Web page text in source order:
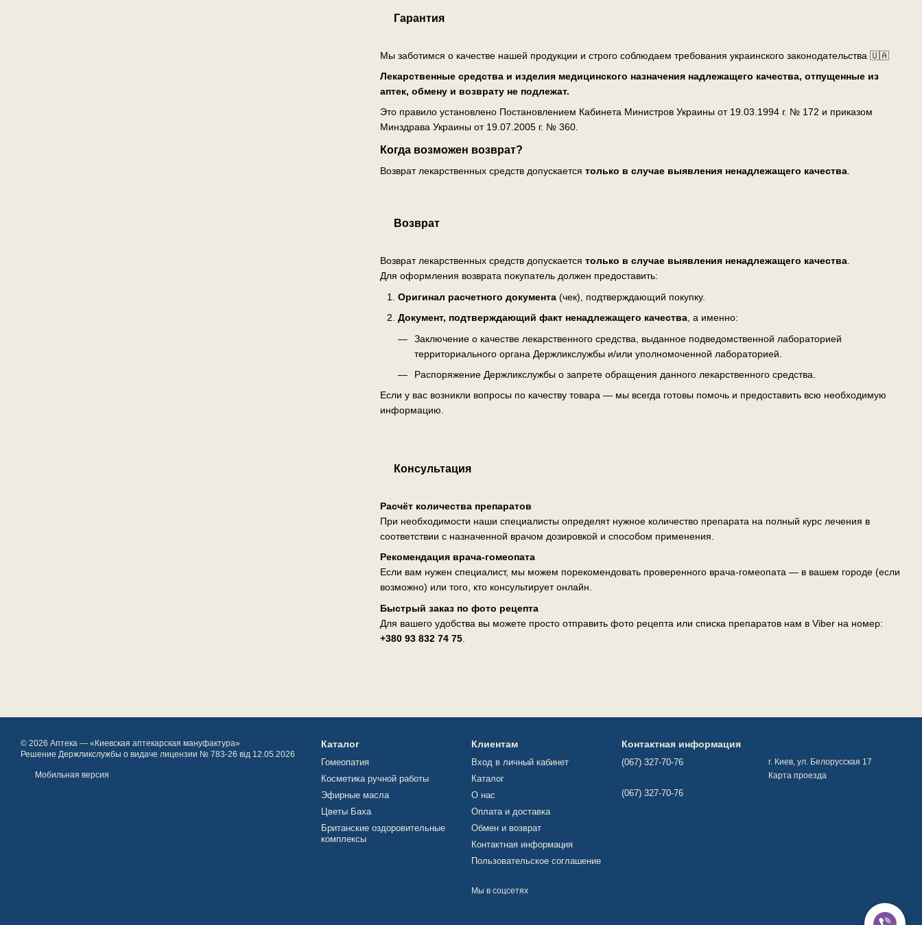
Гарантия
Мы заботимся о качестве нашей продукции и строго соблюдаем требования украинского законодательства 🇺🇦
Лекарственные средства и изделия медицинского назначения надлежащего качества, отпущенные из
аптек, обмену и возврату не подлежат.
Это правило установлено Постановлением Кабинета Министров Украины от 19.03.1994 г. № 172 и приказом
Минздрава Украины от 19.07.2005 г. № 360.
Когда возможен возврат?
Возврат лекарственных средств допускается только в случае выявления ненадлежащего качества.
Возврат
Возврат лекарственных средств допускается только в случае выявления ненадлежащего качества.
Для оформления возврата покупатель должен предоставить:
Оригинал расчетного документа(чек), подтверждающий покупку.
Документ, подтверждающий факт ненадлежащего качества, а именно:
Заключение о качестве лекарственного средства, выданное подведомственной лабораторией
территориального органа Держликслужбы и/или уполномоченной лабораторией.
Распоряжение Держликслужбы о запрете обращения данного лекарственного средства.
Если у вас возникли вопросы по качеству товара — мы всегда готовы помочь и предоставить всю необходимую
информацию.
Консультация
Расчёт количества препаратов
При необходимости наши специалисты определят нужное количество препарата на полный курс лечения в
соответствии с назначенной врачом дозировкой и способом применения.
Рекомендация врача-гомеопата
Если вам нужен специалист, мы можем порекомендовать проверенного врача-гомеопата — в вашем городе (если
возможно) или того, кто консультирует онлайн.
Быстрый заказ по фото рецепта
Для вашего удобства вы можете просто отправить фото рецепта или списка препаратов нам в Viber на номер:
+380 93 832 74 75.
© 2026 Аптека — «Киевская аптекарская мануфактура»
Решение Держликслужбы о видаче лицензии № 783-26 від 12.05.2026
Мобильная версия
Каталог
Гомеопатия
Косметика ручной работы
Эфирные масла
Цветы Баха
Британские оздоровительные
комплексы
Клиентам
Вход в личный кабинет
Каталог
О нас
Оплата и доставка
Обмен и возврат
Контактная информация
Пользовательское соглашение
Мы в соцсетях
Контактная информация
(067) 327-70-76
(067) 327-70-76
г. Киев, ул. Белорусская 17
Карта проезда